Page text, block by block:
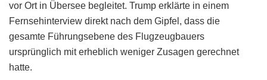
vor Ort in Übersee begleitet. Trump erklärte in einem
Fernsehinterview direkt nach dem Gipfel, dass die
gesamte Führungsebene des Flugzeugbauers
ursprünglich mit erheblich weniger Zusagen gerechnet
hatte.